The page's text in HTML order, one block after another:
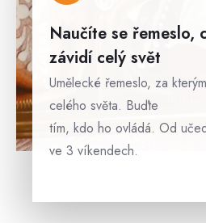
Naučíte se řemeslo,
závidí celý svět
Umělecké řemeslo, za
celého světa. Buďte
tím, kdo ho ovládá. Od
ve 3 víkendech.